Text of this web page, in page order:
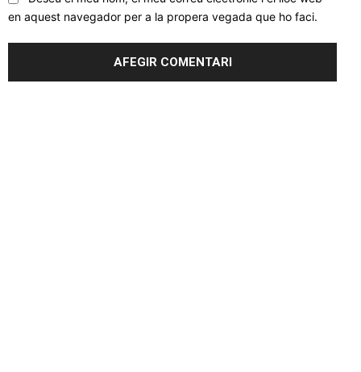
en aquest navegador per a la propera vegada que ho faci.